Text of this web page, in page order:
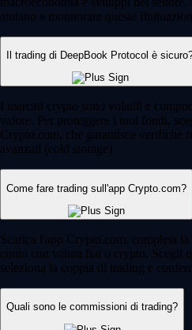
aiutano a monitorare queste
Il trading di DeepBook Protocol è
I mercati crypto sono volatili e
valore. Per proteggere i tuoi fondi,
Crypto.com, che garantisce verifiche
avanzati (cold storage).
Come fare trading sull'app Crypto.com?
Scarica l'app Crypto.com, completa
conto con valuta fiat o crypto. Scegli
seleziona la coppia di trading e
Quali sono le commissioni di trading?